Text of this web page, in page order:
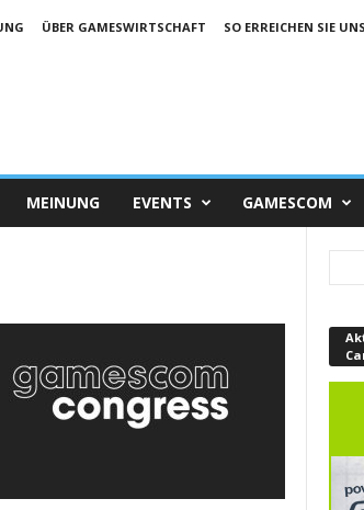
ÜBER GAMESWIRTSCHAFT SO ERREICHEN SIE UNS
MEINUNG EVENTS GAMESCOM